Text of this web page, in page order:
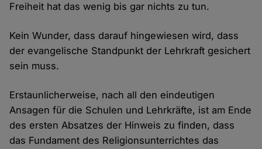
Freiheit hat das wenig bis gar nichts zu tun.
Kein Wunder, dass darauf hingewiesen wird, dass
der evangelische Standpunkt der Lehrkraft gesichert
sein muss.
Erstaunlicherweise, nach all den eindeutigen
Ansagen für die Schulen und Lehrkräfte, ist am Ende
des ersten Absatzes der Hinweis zu finden, dass
das Fundament des Religionsunterrichtes das